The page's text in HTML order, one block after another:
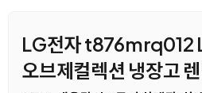
LG전자 t876mrq012
오브제컬렉션 냉장고